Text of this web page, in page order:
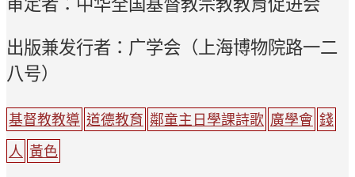
出版兼发行者：广学会（上海博物院路一二
八号）
基督教教導 道德教育 鄰童主日學課詩歌 廣學會 錢
人 黃色